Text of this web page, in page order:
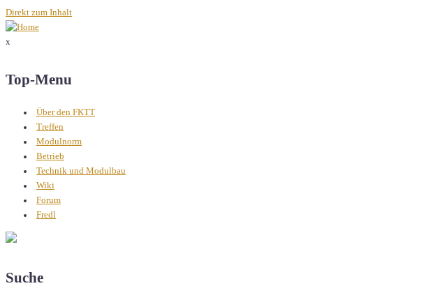
Direkt zum Inhalt
x
Top-Menu
Über den FKTT
Treffen
Modulnorm
Betrieb
Technik und Modulbau
Wiki
Forum
Fredl
Suche